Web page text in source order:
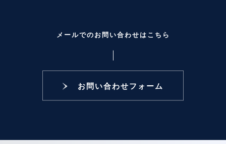
メールでのお問い合わせはこちら
お問い合わせフォーム